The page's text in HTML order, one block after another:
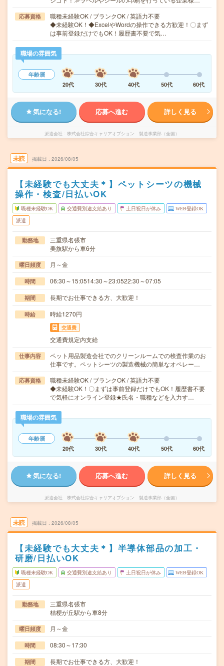
応募資格
職種未経験OK / ブランクOK / 英語力不要
◆未経験OK！◆ExcelやWordの操作できる方歓迎！〇まず
は事前登録だけでもOK！履歴書不要で気…
職場の雰囲気
年齢層
20代
30代 40代 50代 60代
気になる! 応募へ進む 詳しく見る
派遣会社 株式会社綜合キャリアオプション 製造事業部（全国）
未読 掲載日 2026/08/05
【未経験でも大丈夫＊】ペットシーツの機械
操作・検査/日払いOK
職種未経験OK 交通費別途支給あり 土日祝日が休み WEB登録OK
派遣
勤務地
三重県名張市
美旗駅から車6分
曜日頻度 月～金
時間 06:30～15:0514:30～23:0522:30～07:05
期間 長期でお仕事できる方、大歓迎！
時給 時給1270円
交通費
交通費規定内支給
仕事内容
ペット用品製造会社でのクリーンルームでの検査作業のお
仕事です。ペットシーツの製造機械の簡単なオペレー…
応募資格
職種未経験OK / ブランクOK / 英語力不要
◆未経験OK！〇まずは事前登録だけでもOK！履歴書不要
で気軽にオンライン登録★氏名・職種などを入力す…
職場の雰囲気
年齢層
20代
30代 40代 50代 60代
気になる! 応募へ進む 詳しく見る
派遣会社 株式会社綜合キャリアオプション 製造事業部（全国）
未読 掲載日 2026/08/05
【未経験でも大丈夫＊】半導体部品の加工・
研磨/日払いOK
職種未経験OK 交通費別途支給あり 土日祝日が休み WEB登録OK
派遣
勤務地
三重県名張市
桔梗が丘駅から車8分
曜日頻度 月～金
時間 08:30～17:30
期間 長期でお仕事できる方、大歓迎！